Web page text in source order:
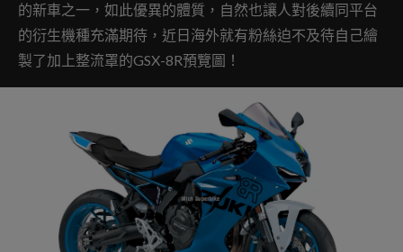
的新車之一，如此優異的體質，自然也讓人對後續同平台
的衍生機種充滿期待，近日海外就有粉絲迫不及待自己繪
製了加上整流罩的GSX-8R預覽圖！